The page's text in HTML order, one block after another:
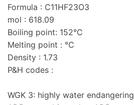
Formula : C11HF23O3
mol : 618.09
Boiling point: 152°C
Melting point : °C
Density : 1.73
P&H codes :
WGK 3: highly water endangering